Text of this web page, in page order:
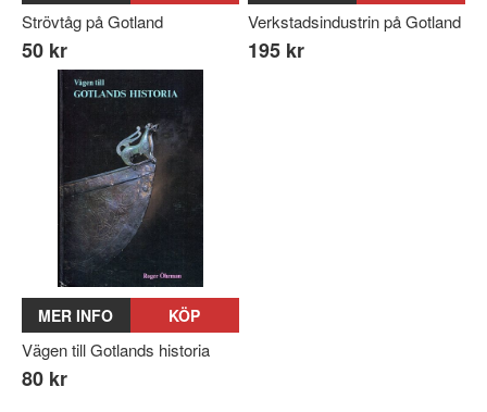
Strövtåg på Gotland
50 kr
Verkstadsindustrin på Gotland
195 kr
MER INFO KÖP
Vägen till Gotlands historia
80 kr